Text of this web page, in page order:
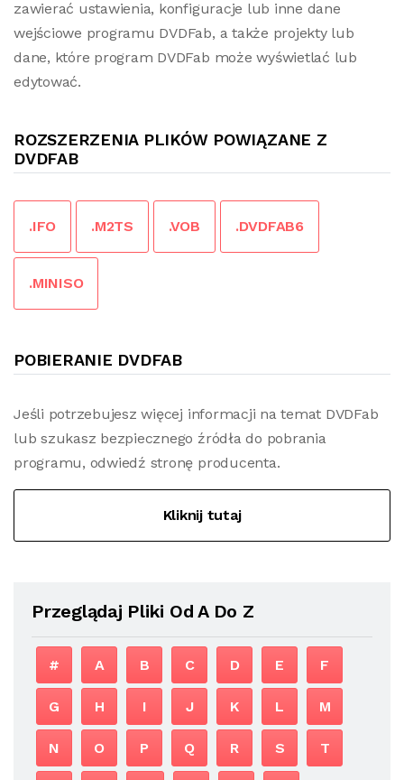
zawierać ustawienia, konfiguracje lub inne dane
wejściowe programu DVDFab, a także projekty lub
dane, które program DVDFab może wyświetlać lub
edytować.
ROZSZERZENIA PLIKÓW POWIĄZANE Z
DVDFAB
.IFO .M2TS .VOB .DVDFAB6
.MINISO
POBIERANIE DVDFAB
Jeśli potrzebujesz więcej informacji na temat DVDFab
lub szukasz bezpiecznego źródła do pobrania
programu, odwiedź stronę producenta.
Kliknij tutaj
Przeglądaj Pliki Od A Do Z
# A B C D E F
G H I J K L M
N O P Q R S T